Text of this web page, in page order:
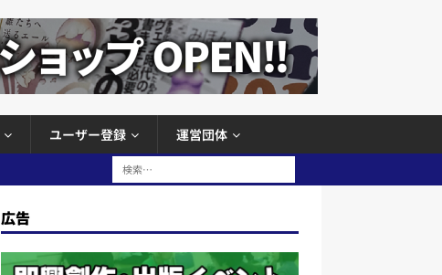
ユーザー登録 運営団体
広告